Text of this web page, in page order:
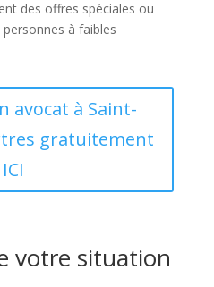
des offres spéciales ou
à faibles
avocat à Saint-
gratuitement
ICI
votre situation